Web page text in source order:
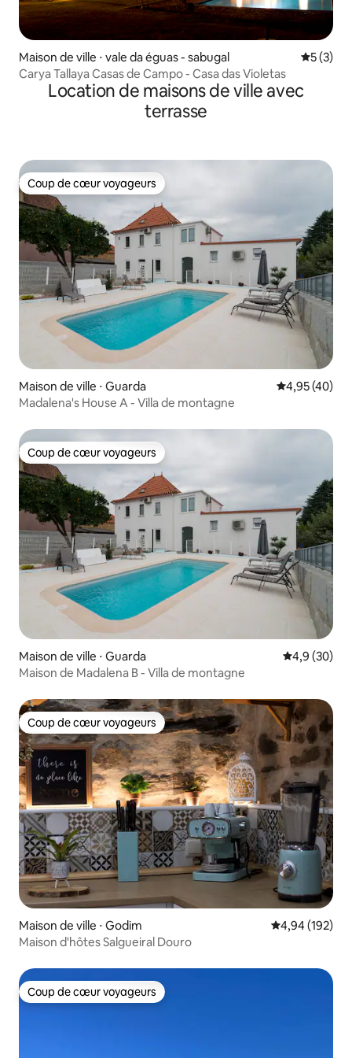
Maison de ville ⋅ vale da éguas - sabugal
5 (3)
Carya Tallaya Casas de Campo - Casa das Violetas
Location de maisons de ville avec
terrasse
Coup de cœur voyageurs
Coup de cœur voyageurs
Maison de ville ⋅ Guarda Évaluation
4,95 (40)
Madalena's House A - Villa de montagne
Coup de cœur voyageurs
Coup de cœur voyageurs
Maison de ville ⋅ Guarda Évaluation
4,9 (30)
Maison de Madalena B - Villa de montagne
Coup de cœur voyageurs
Coup de cœur voyageurs
Maison de ville ⋅ Godim Évaluation
4,94 (192)
Maison d'hôtes Salgueiral Douro
Coup de cœur voyageurs
Coup de cœur voyageurs